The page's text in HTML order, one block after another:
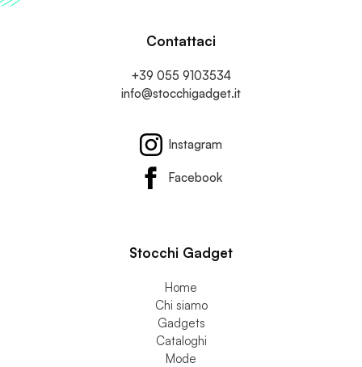
Contattaci
+39 055 9103534
info@stocchigadget.it
Instagram
Facebook
Stocchi Gadget
Home
Chi siamo
Gadgets
Cataloghi
Mode